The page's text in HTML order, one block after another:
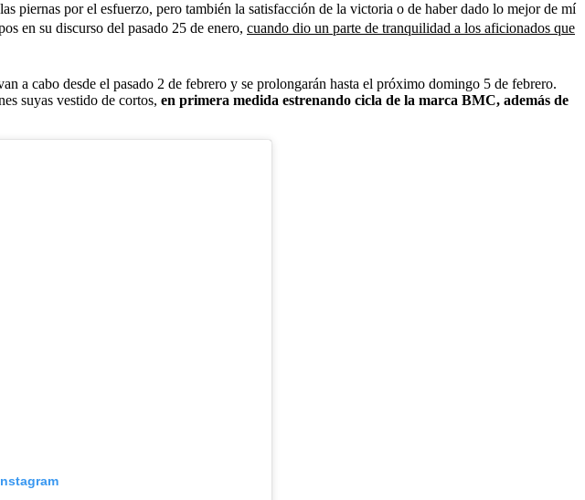
piernas por el esfuerzo, pero también la satisfacción de la victoria o de haber dado lo mejor de mí
en su discurso del pasado 25 de enero, cuando dio un parte de tranquilidad a los aficionados que
a cabo desde el pasado 2 de febrero y se prolongarán hasta el próximo domingo 5 de febrero.
suyas vestido de cortos, en primera medida estrenando cicla de la marca BMC, además de